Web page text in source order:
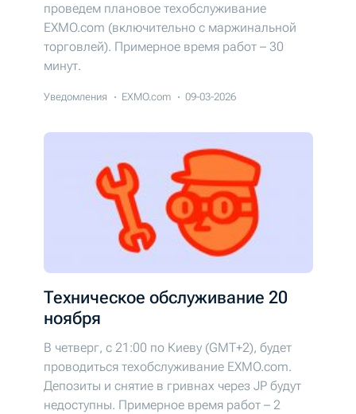
проведем плановое техобслуживание
EXMO.com (включительно с маржинальной
торговлей). Примерное время работ – 30
минут.
Уведомления EXMO.com 09-03-2026
Техническое обслуживание 20
ноября
В четверг, с 21:00 по Киеву (GMT+2), будет
проводиться техобслуживание EXMO.com.
Депозиты и снятие в гривнах через JP будут
недоступны. Примерное время работ – 2